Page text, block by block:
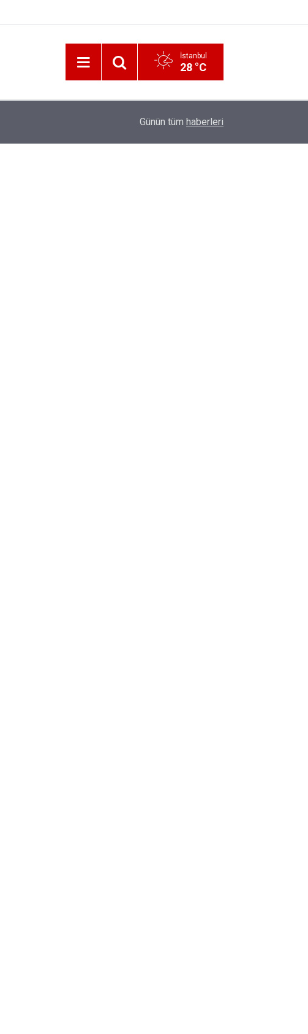
İstanbul
28 °C
İzmir 112’de Kan Donduran İddialar!
Günün tüm haberleri